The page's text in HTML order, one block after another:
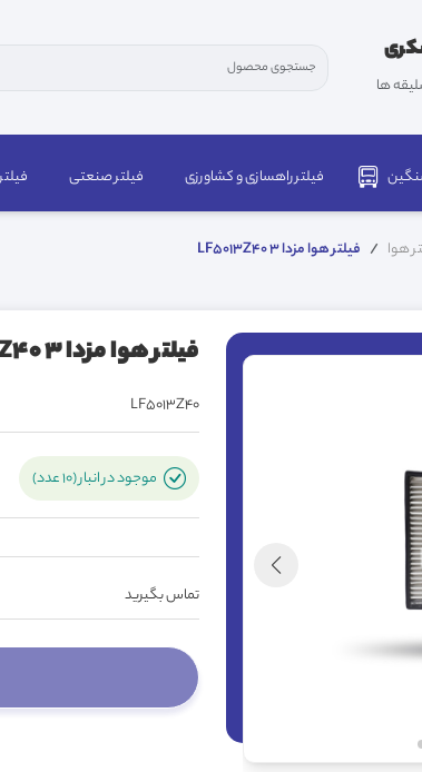
ها
فیلتر راهسازی و کشاورزی فیلتر صنعتی
هوا فیلتر هوا مزدا 3 LF5013Z40
فیلتر هوا مزدا 3 LF5013Z40
LF5013Z40
موجود در انبار (10 عدد)
تماس بگیرید